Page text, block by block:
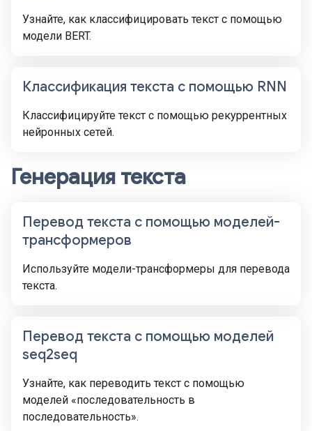
Узнайте, как классифицировать текст с помощью
модели BERT.
Классификация текста с помощью RNN
Классифицируйте текст с помощью рекуррентных
нейронных сетей.
Генерация текста
Перевод текста с помощью моделей-
трансформеров
Используйте модели-трансформеры для перевода
текста.
Перевод текста с помощью моделей
seq2seq
Узнайте, как переводить текст с помощью
моделей «последовательность в
последовательность».